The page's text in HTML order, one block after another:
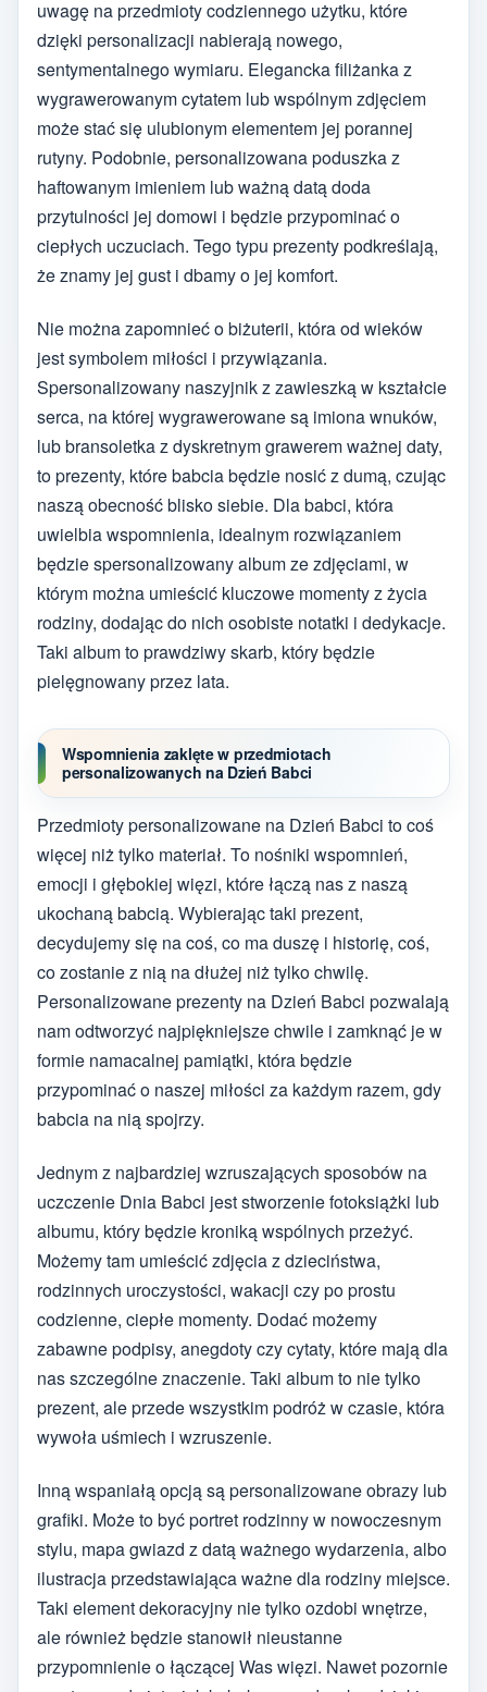
uwagę na przedmioty codziennego użytku, które
dzięki personalizacji nabierają nowego,
sentymentalnego wymiaru. Elegancka filiżanka z
wygrawerowanym cytatem lub wspólnym zdjęciem
może stać się ulubionym elementem jej porannej
rutyny. Podobnie, personalizowana poduszka z
haftowanym imieniem lub ważną datą doda
przytulności jej domowi i będzie przypominać o
ciepłych uczuciach. Tego typu prezenty podkreślają,
że znamy jej gust i dbamy o jej komfort.
Nie można zapomnieć o biżuterii, która od wieków
jest symbolem miłości i przywiązania.
Spersonalizowany naszyjnik z zawieszką w kształcie
serca, na której wygrawerowane są imiona wnuków,
lub bransoletka z dyskretnym grawerem ważnej daty,
to prezenty, które babcia będzie nosić z dumą, czując
naszą obecność blisko siebie. Dla babci, która
uwielbia wspomnienia, idealnym rozwiązaniem
będzie spersonalizowany album ze zdjęciami, w
którym można umieścić kluczowe momenty z życia
rodziny, dodając do nich osobiste notatki i dedykacje.
Taki album to prawdziwy skarb, który będzie
pielęgnowany przez lata.
Wspomnienia zaklęte w przedmiotach
personalizowanych na Dzień Babci
Przedmioty personalizowane na Dzień Babci to coś
więcej niż tylko materiał. To nośniki wspomnień,
emocji i głębokiej więzi, które łączą nas z naszą
ukochaną babcią. Wybierając taki prezent,
decydujemy się na coś, co ma duszę i historię, coś,
co zostanie z nią na dłużej niż tylko chwilę.
Personalizowane prezenty na Dzień Babci pozwalają
nam odtworzyć najpiękniejsze chwile i zamknąć je w
formie namacalnej pamiątki, która będzie
przypominać o naszej miłości za każdym razem, gdy
babcia na nią spojrzy.
Jednym z najbardziej wzruszających sposobów na
uczczenie Dnia Babci jest stworzenie fotoksiążki lub
albumu, który będzie kroniką wspólnych przeżyć.
Możemy tam umieścić zdjęcia z dzieciństwa,
rodzinnych uroczystości, wakacji czy po prostu
codzienne, ciepłe momenty. Dodać możemy
zabawne podpisy, anegdoty czy cytaty, które mają dla
nas szczególne znaczenie. Taki album to nie tylko
prezent, ale przede wszystkim podróż w czasie, która
wywoła uśmiech i wzruszenie.
Inną wspaniałą opcją są personalizowane obrazy lub
grafiki. Może to być portret rodzinny w nowoczesnym
stylu, mapa gwiazd z datą ważnego wydarzenia, albo
ilustracja przedstawiająca ważne dla rodziny miejsce.
Taki element dekoracyjny nie tylko ozdobi wnętrze,
ale również będzie stanowił nieustanne
przypomnienie o łączącej Was więzi. Nawet pozornie